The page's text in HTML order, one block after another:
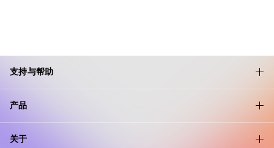
支持与帮助
产品
关于